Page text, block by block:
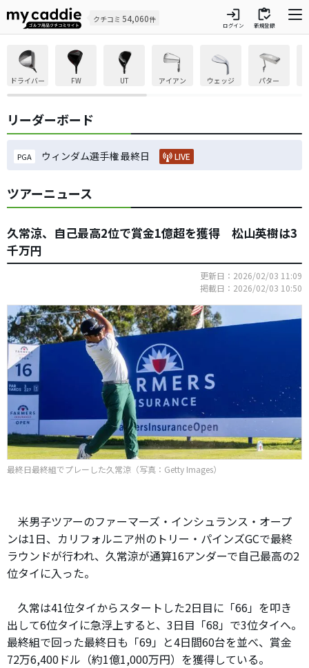
クチコミ 54,060件 login
ログイン
inventory
新規登録
ドライバー FW UT アイアン ウェッジ パター
リーダーボード
PGA ウィンダム選手権 最終日 LIVE
ツアーニュース
久常涼、自己最高2位で賞金1億超を獲得 松山英樹は3
千万円
更新日：2026/02/03 11:09
掲載日：2026/02/03 10:50
最終日最終組でプレーした久常涼（写真：Getty Images）
米男子ツアーのファーマーズ・インシュランス・オープ
ンは1日、カリフォルニア州のトリー・パインズGCで最終
ラウンドが行われ、久常涼が通算16アンダーで自己最高の2
位タイに入った。
久常は41位タイからスタートした2日目に「66」を叩き
出して6位タイに急浮上すると、3日目「68」で3位タイへ。
最終組で回った最終日も「69」と4日間60台を並べ、賞金
72万6,400ドル（約1億1,000万円）を獲得している。